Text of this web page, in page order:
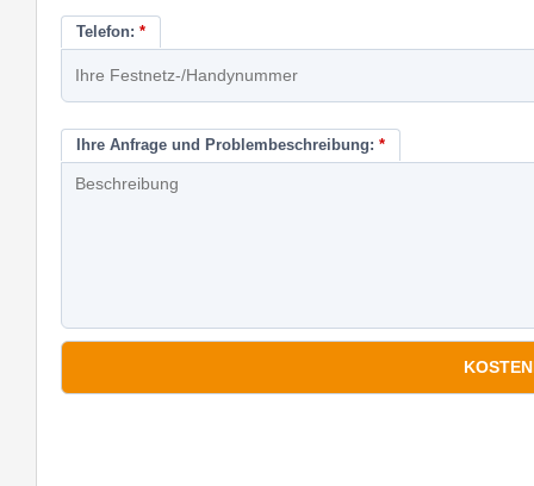
Telefon: *
Ihre Anfrage und Problembeschreibung: *